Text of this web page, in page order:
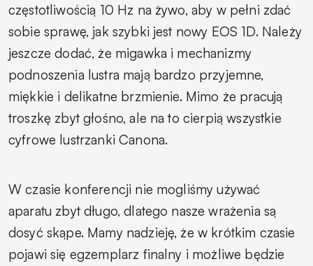
częstotliwością 10 Hz na żywo, aby w pełni zdać
sobie sprawę, jak szybki jest nowy EOS 1D. Należy
jeszcze dodać, że migawka i mechanizmy
podnoszenia lustra mają bardzo przyjemne,
miękkie i delikatne brzmienie. Mimo że pracują
troszkę zbyt głośno, ale na to cierpią wszystkie
cyfrowe lustrzanki Canona.
W czasie konferencji nie mogliśmy używać
aparatu zbyt długo, dlatego nasze wrażenia są
dosyć skąpe. Mamy nadzieję, że w krótkim czasie
pojawi się egzemplarz finalny i możliwe będzie